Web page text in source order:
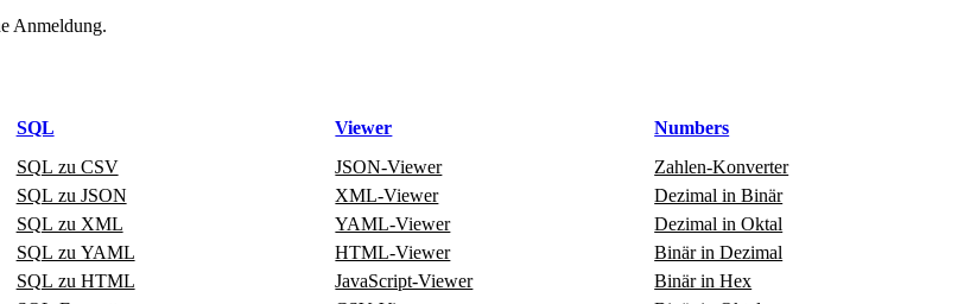
Anmeldung.
SQL
SQL zu CSV
SQL zu JSON
SQL zu XML
SQL zu YAML
SQL zu HTML
Viewer
JSON‑Viewer
XML‑Viewer
YAML‑Viewer
HTML‑Viewer
JavaScript‑Viewer
Numbers
Zahlen‑Konverter
Dezimal in Binär
Dezimal in Oktal
Binär in Dezimal
Binär in Hex